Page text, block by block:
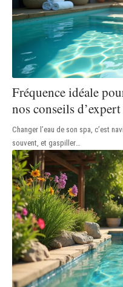
Fréquence idéale
nos conseils
Changer l’eau de son spa, c’est
souvent, et gaspiller